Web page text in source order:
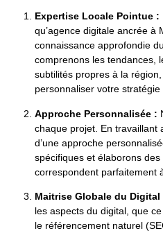
Expertise Locale Pointue :
qu’agence digitale ancrée à
connaissance approfondie
comprenons les tendances,
subtilités propres à la
personnaliser votre
Approche Personnalisée :
chaque projet. En travaillant
d’une approche
spécifiques et élaborons
correspondent parfaitement
Maitrise Globale du Digital
les aspects du digital, que
le référencement naturel